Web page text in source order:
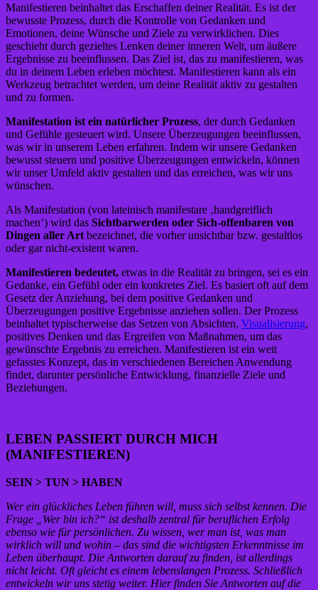
Manifestieren beinhaltet das Erschaffen deiner Realität. Es ist der
bewusste Prozess, durch die Kontrolle von Gedanken und
Emotionen, deine Wünsche und Ziele zu verwirklichen. Dies
geschieht durch gezieltes Lenken deiner inneren Welt, um äußere
Ergebnisse zu beeinflussen. Das Ziel ist, das zu manifestieren, was
du in deinem Leben erleben möchtest. Manifestieren kann als ein
Werkzeug betrachtet werden, um deine Realität aktiv zu gestalten
und zu formen.
Manifestation ist ein natürlicher Prozess, der durch Gedanken
und Gefühle gesteuert wird. Unsere Überzeugungen beeinflussen,
was wir in unserem Leben erfahren. Indem wir unsere Gedanken
bewusst steuern und positive Überzeugungen entwickeln, können
wir unser Umfeld aktiv gestalten und das erreichen, was wir uns
wünschen.
Als Manifestation (von lateinisch manifestare ‚handgreiflich
machen‘) wird das Sichtbarwerden oder Sich-offenbaren von
Dingen aller Art bezeichnet, die vorher unsichtbar bzw. gestaltlos
oder gar nicht-existent waren.
Manifestieren bedeutet, etwas in die Realität zu bringen, sei es ein
Gedanke, ein Gefühl oder ein konkretes Ziel. Es basiert oft auf dem
Gesetz der Anziehung, bei dem positive Gedanken und
Überzeugungen positive Ergebnisse anziehen sollen. Der Prozess
beinhaltet typischerweise das Setzen von Absichten, Visualisierung,
positives Denken und das Ergreifen von Maßnahmen, um das
gewünschte Ergebnis zu erreichen. Manifestieren ist ein weit
gefasstes Konzept, das in verschiedenen Bereichen Anwendung
findet, darunter persönliche Entwicklung, finanzielle Ziele und
Beziehungen.
LEBEN PASSIERT DURCH MICH
(MANIFESTIEREN)
SEIN > TUN > HABEN
Wer ein glückliches Leben führen will, muss sich selbst kennen. Die
Frage „Wer bin ich?“ ist deshalb zentral für beruflichen Erfolg
ebenso wie für persönlichen. Zu wissen, wer man ist, was man
wirklich will und wohin – das sind die wichtigsten Erkenntnisse im
Leben überhaupt. Die Antworten darauf zu finden, ist allerdings
nicht leicht. Oft gleicht es einem lebenslangen Prozess. Schließlich
entwickeln wir uns stetig weiter. Hier finden Sie Antworten auf die